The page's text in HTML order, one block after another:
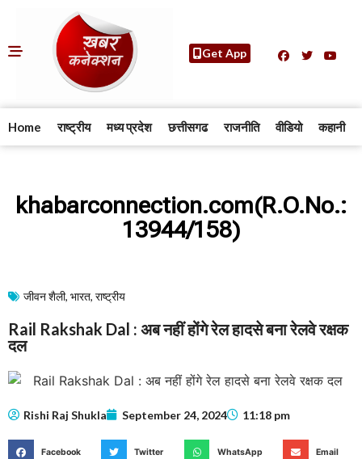
Get App
Home राष्ट्रीय मध्य प्रदेश छत्तीसगढ राजनीति वीडियो कहानी
khabarconnection.com(R.O.No.:
13944/158)
जीवन शैली, भारत, राष्ट्रीय
Rail Rakshak Dal : अब नहीं होंगे रेल हादसे बना रेलवे रक्षक
दल
Rishi Raj Shukla September 24, 2024 11:18 pm
Facebook Twitter WhatsApp Email